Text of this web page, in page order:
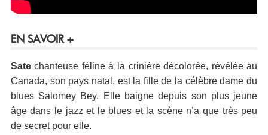
EN SAVOIR +
Satechanteuse féline à la crinière décolorée, révélée au
Canada, son pays natal, est la fille de la célèbre dame du
blues Salomey Bey. Elle baigne depuis son plus jeune
âge dans le jazz et le blues et la scène n’a que très peu
de secret pour elle.